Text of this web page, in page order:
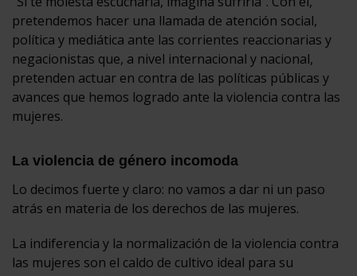
pretendemos hacer una llamada de atención social,
política y mediática ante las corrientes reaccionarias y
negacionistas que, a nivel internacional y nacional,
pretenden actuar en contra de las políticas públicas y
avances que hemos logrado ante la violencia contra las
mujeres.
La violencia de género incomoda
Lo decimos fuerte y claro: no vamos a dar ni un paso
atrás en materia de los derechos de las mujeres.
La indiferencia y la normalización de la violencia contra
las mujeres son el caldo de cultivo ideal para su